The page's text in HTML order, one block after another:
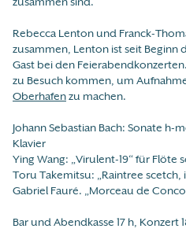
Rebecca Lenton und Franck-
zusammen, Lenton ist seit Beginn
Gast bei den
zu Besuch kommen, um
Oberhafenzu machen.
Johann Sebastian Bach: Sonate h-
Klavier
Ying Wang: „Virulent-19“ für Flöte
Toru Takemitsu: „Raintree
Gabriel Fauré. „Morceau de
Bar und Abendkasse 17 h, Konzert